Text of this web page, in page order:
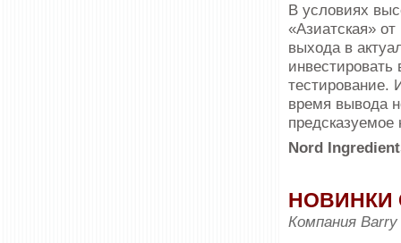
В условиях
«Азиатская»
выхода в
тестирование.
время вывода
предсказуемое
Nord
НОВИНКИ
Компания Barry